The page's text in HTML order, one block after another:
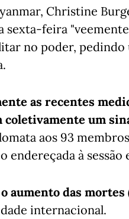
Christine
sexta-feira
no poder,
as recentes
coletivamente um
aos 93
à sessão
aumento das
internacional.